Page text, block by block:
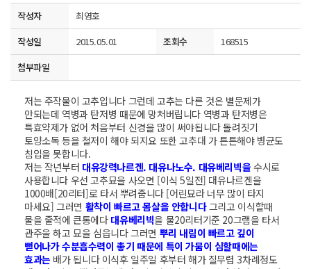
작성자
최영호
작성일
2015.05.01 조회수
168515
첨부파일
저는 주작물이 고추입니다 그런데 고추는 다른 것은 별문제가
안되는데 역병과 탄저병 때문에 망처버립니다 역병과 탄저병은
특효약제가 없어 처음부터 신경을 많이 써야됩니다 돌려짓기
토양소독 등을 철저이 해야 되지요 또한 고추대 가 튼튼해야 병균도
침입을 못합니다.
저는 작년부터 대유강력나르겐. 대유나노수. 대유베리빅을 수시로
사용합니다 우선 고추묘을 사오면 [이식 5일전] 대유나르겐을
1000배[20리터]로 타서 뿌려줍니다 [어린묘라 너무 많이 타지
마세요] 그러면 활착이 빠르고 몸살을 안합니다그리고 이식할때
물을 줄적에 큰통에다 대유베리빅을 물20리터기준 20그램을 타서
관주을 하고 묘을 심읍니다 그러면 뿌리 내림이 빠르고 깊이
뻗어나가 수분흡수력이 촣기 때문에 특이 가뭄이 심할때에는
효과는 배가 됩니다 이식후 일주일 후부터 해가 질무렵 3차례정도